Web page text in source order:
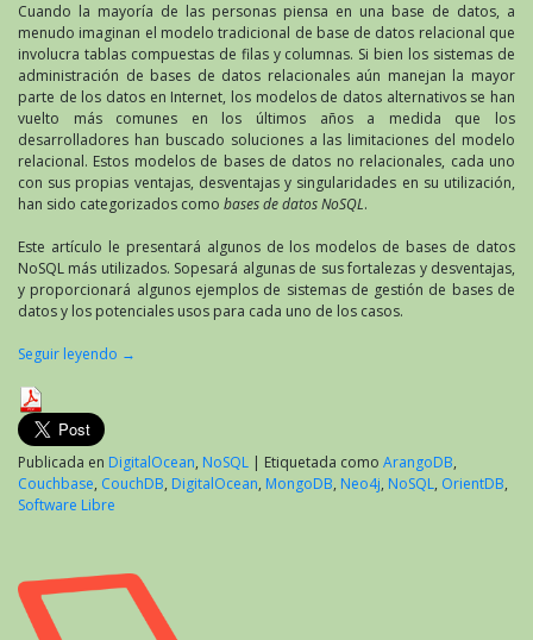
Cuando la mayoría de las personas piensa en una base de datos, a
menudo imaginan el modelo tradicional de base de datos relacional que
involucra tablas compuestas de filas y columnas. Si bien los sistemas de
administración de bases de datos relacionales aún manejan la mayor
parte de los datos en Internet, los modelos de datos alternativos se han
vuelto más comunes en los últimos años a medida que los
desarrolladores han buscado soluciones a las limitaciones del modelo
relacional. Estos modelos de bases de datos no relacionales, cada uno
con sus propias ventajas, desventajas y singularidades en su utilización,
han sido categorizados como bases de datos NoSQL.
Este artículo le presentará algunos de los modelos de bases de datos
NoSQL más utilizados. Sopesará algunas de sus fortalezas y desventajas,
y proporcionará algunos ejemplos de sistemas de gestión de bases de
datos y los potenciales usos para cada uno de los casos.
Seguir leyendo →
Publicada en DigitalOcean, NoSQL | Etiquetada como ArangoDB,
Couchbase, CouchDB, DigitalOcean, MongoDB, Neo4j, NoSQL, OrientDB,
Software Libre